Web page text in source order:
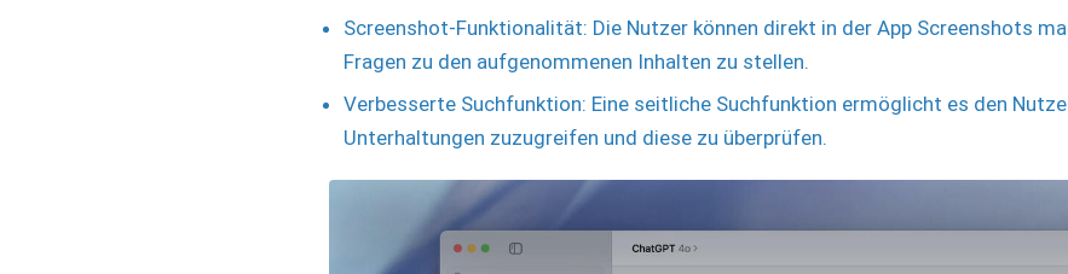
Screenshot-Funktionalität: Die Nutzer können direkt in der App Screenshots
Fragen zu den aufgenommenen Inhalten zu stellen.
Verbesserte Suchfunktion: Eine seitliche Suchfunktion ermöglicht es den
Unterhaltungen zuzugreifen und diese zu überprüfen.